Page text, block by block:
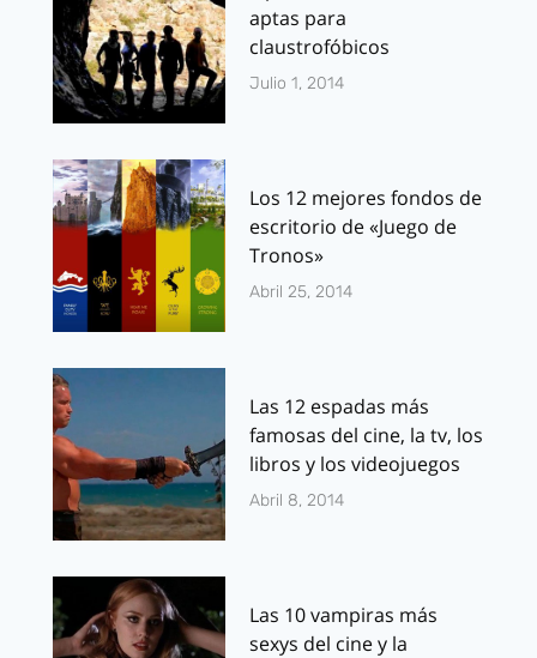
aptas para
claustrofóbicos
Julio 1, 2014
Los 12 mejores fondos de
escritorio de «Juego de
Tronos»
Abril 25, 2014
Las 12 espadas más
famosas del cine, la tv, los
libros y los videojuegos
Abril 8, 2014
Las 10 vampiras más
sexys del cine y la